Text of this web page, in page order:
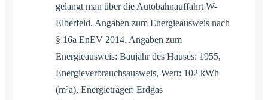
gelangt man über die Autobahnauffahrt W-
Elberfeld. Angaben zum Energieausweis nach
§ 16a EnEV 2014. Angaben zum
Energieausweis: Baujahr des Hauses: 1955,
Energieverbrauchsausweis, Wert: 102 kWh
(m²a), Energieträger: Erdgas